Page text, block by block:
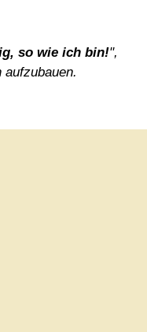
so wie ich bin!",